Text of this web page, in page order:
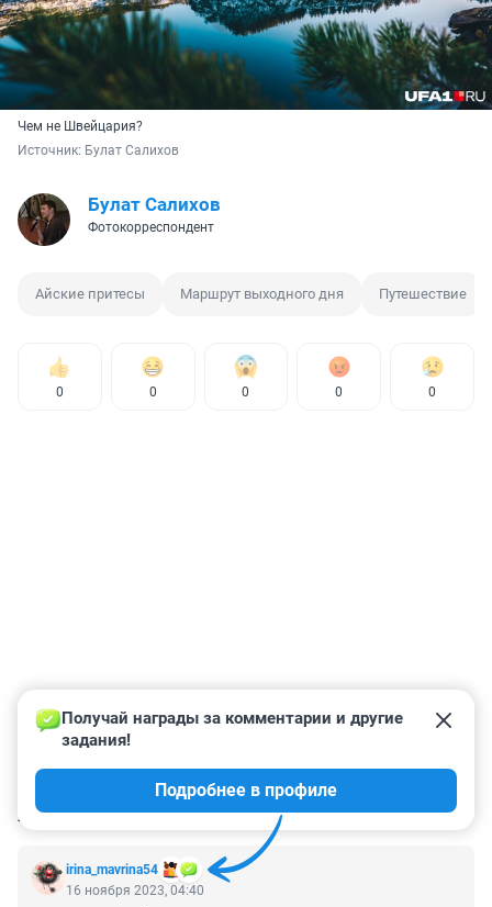
Чем не Швейцария?
Источник: Булат Салихов
Булат Салихов
Фотокорреспондент
Айские притесы Маршрут выходного дня Путешествие
0 0 0 0 0
КОММЕНТАРИИ 22
irina_mavrina54
Получай награды за комментарии и другие
задания!
Подробнее в профиле
16 ноября 2023, 04:40